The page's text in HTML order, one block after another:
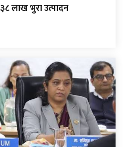
३८ लाख भुरा उत्पादन